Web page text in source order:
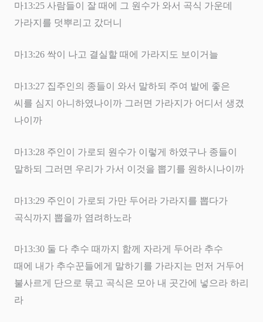
마13:25 사람들이 잘 때에 그 원수가 와서 곡식 가운데
가라지를 덧뿌리고 갔더니
마13:26 싹이 나고 결실할 때에 가라지도 보이거늘
마13:27 집주인의 종들이 와서 말하되 주여 밭에 좋은
씨를 심지 아니하였나이까 그러면 가라지가 어디서 생겼
나이까
마13:28 주인이 가로되 원수가 이렇게 하였구나 종들이
말하되 그러면 우리가 가서 이것을 뽑기를 원하시나이까
마13:29 주인이 가로되 가만 두어라 가라지를 뽑다가
곡식까지 뽑을까 염려하노라
마13:30 둘 다 추수 때까지 함께 자라게 두어라 추수
때에 내가 추수꾼들에게 말하기를 가라지는 먼저 거두어
불사르게 단으로 묶고 곡식은 모아 내 곳간에 넣으라 하리
라